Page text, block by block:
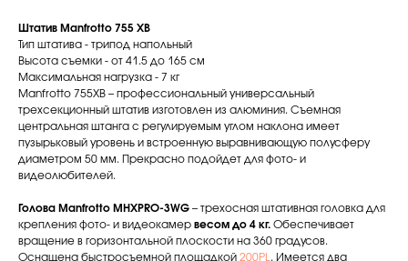
Штатив Manfrotto 755 XB
Тип штатива - трипод напольный
Высота съемки - от 41.5 до 165 см
Максимальная нагрузка - 7 кг
Manfrotto 755XB – профессиональный универсальный
трехсекционный штатив изготовлен из алюминия. Съемная
центральная штанга с регулируемым углом наклона имеет
пузырьковый уровень и встроенную выравнивающую полусферу
диаметром 50 мм. Прекрасно подойдет для фото- и
видеолюбителей.
Голова Manfrotto MHXPRO-3WG – трехосная штативная головка для
крепления фото- и видеокамер весом до 4 кг. Обеспечивает
вращение в горизонтальной плоскости на 360 градусов.
Оснащена быстросъемной площадкой 200PL . Имеется два